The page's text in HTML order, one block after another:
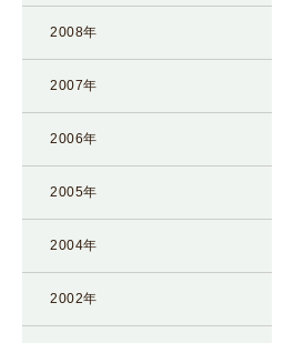
2008年
2007年
2006年
2005年
2004年
2002年